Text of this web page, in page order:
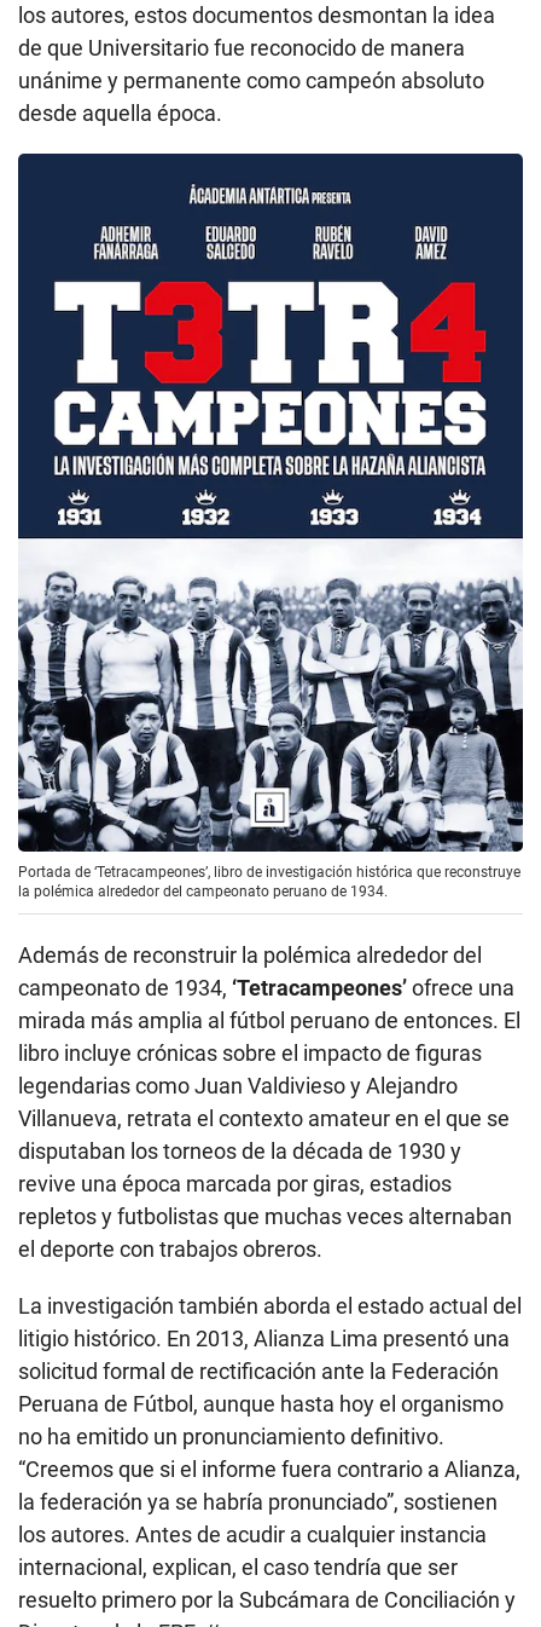
los autores, estos documentos desmontan la idea
de que Universitario fue reconocido de manera
unánime y permanente como campeón absoluto
desde aquella época.
Portada de ‘Tetracampeones’, libro de investigación histórica que reconstruye
la polémica alrededor del campeonato peruano de 1934.
Además de reconstruir la polémica alrededor del
campeonato de 1934, ‘Tetracampeones’ofrece una
mirada más amplia al fútbol peruano de entonces. El
libro incluye crónicas sobre el impacto de figuras
legendarias como Juan Valdivieso y Alejandro
Villanueva, retrata el contexto amateur en el que se
disputaban los torneos de la década de 1930 y
revive una época marcada por giras, estadios
repletos y futbolistas que muchas veces alternaban
el deporte con trabajos obreros.
La investigación también aborda el estado actual del
litigio histórico. En 2013, Alianza Lima presentó una
solicitud formal de rectificación ante la Federación
Peruana de Fútbol, aunque hasta hoy el organismo
no ha emitido un pronunciamiento definitivo.
“Creemos que si el informe fuera contrario a Alianza,
la federación ya se habría pronunciado”, sostienen
los autores. Antes de acudir a cualquier instancia
internacional, explican, el caso tendría que ser
resuelto primero por la Subcámara de Conciliación y